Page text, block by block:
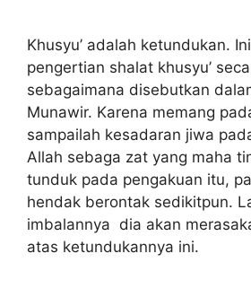
Khusyu’ adalah ketundukan.
pengertian shalat khusyu’
sebagaimana disebutkan
Munawir. Karena memang
sampailah kesadaran jiwa
Allah sebaga zat yang maha
tunduk pada pengakuan itu,
hendak berontak sedikitpun.
imbalannya dia akan
atas ketundukannya ini.